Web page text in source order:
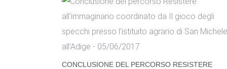
CONCLUSIONE DEL PERCORSO RESISTERE